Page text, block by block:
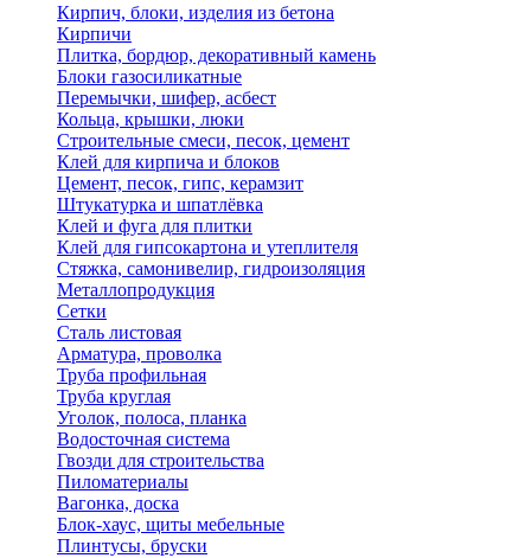
Кирпич, блоки, изделия из бетона
Кирпичи
Плитка, бордюр, декоративный камень
Блоки газосиликатные
Перемычки, шифер, асбест
Кольца, крышки, люки
Строительные смеси, песок, цемент
Клей для кирпича и блоков
Цемент, песок, гипс, керамзит
Штукатурка и шпатлёвка
Клей и фуга для плитки
Клей для гипсокартона и утеплителя
Стяжка, самонивелир, гидроизоляция
Металлопродукция
Сетки
Сталь листовая
Арматура, проволка
Труба профильная
Труба круглая
Уголок, полоса, планка
Водосточная система
Гвозди для строительства
Пиломатериалы
Вагонка, доска
Блок-хаус, щиты мебельные
Плинтусы, бруски